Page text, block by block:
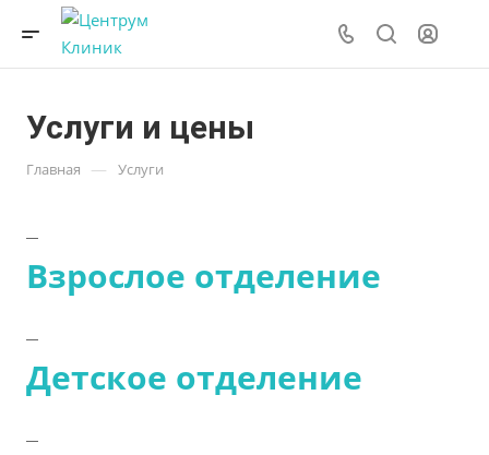
Услуги и цены
Главная — Услуги
Взрослое отделение
Детское отделение